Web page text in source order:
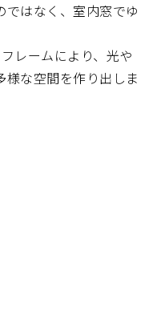
はなく、室内窓でゆ
レームにより、光や
な空間を作り出しま